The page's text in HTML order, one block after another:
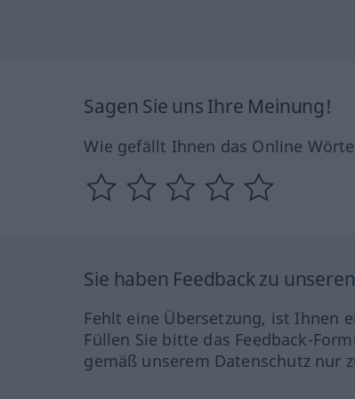
Sagen Sie uns Ihre Meinung!
Wie gefällt Ihnen das Online
Sie haben Feedback zu
Fehlt eine Übersetzung, ist Ihnen
Füllen Sie bitte das Feedback-
gemäß unserem Datenschutz nur